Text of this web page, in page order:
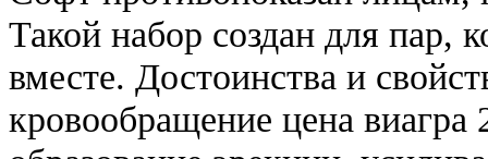
Такой набор создан для пар,
вместе. Достоинства и
кровообращение цена